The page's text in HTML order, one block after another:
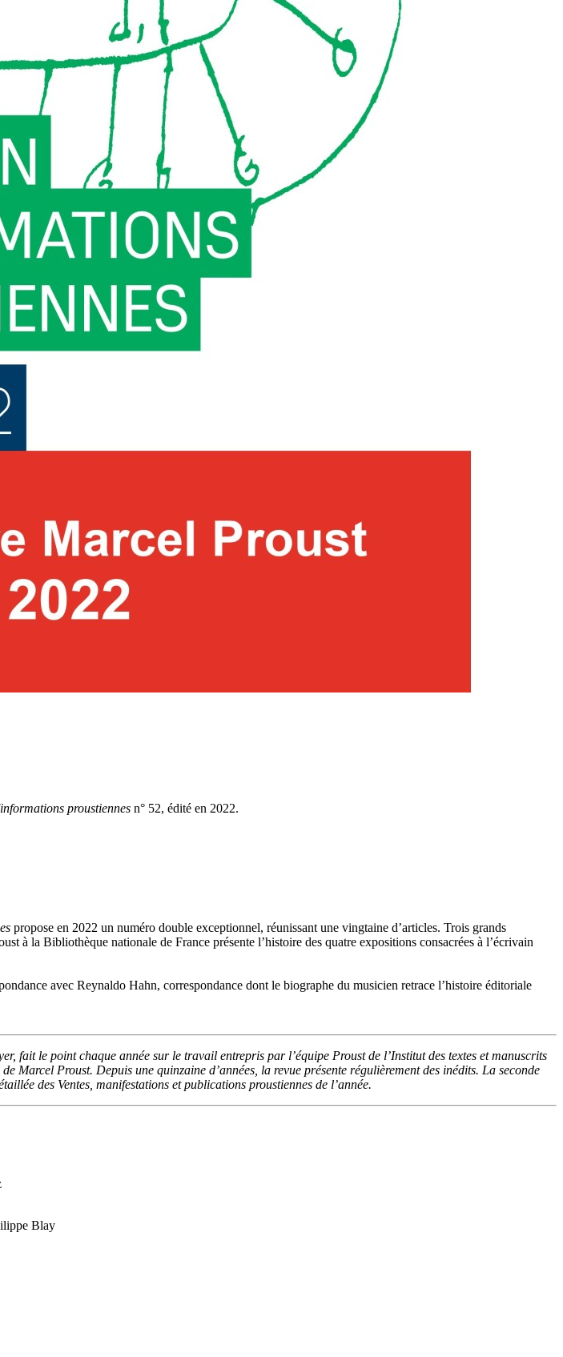
proustiennes n° 52, édité en 2022.
propose en 2022 un numéro double exceptionnel, réunissant une vingtaine d’articles. Trois grands
à la Bibliothèque nationale de France présente l’histoire des quatre expositions consacrées à l’écrivain
avec Reynaldo Hahn, correspondance dont le biographe du musicien retrace l’histoire éditoriale
fait le point chaque année sur le travail entrepris par l’équipe Proust de l’Institut des textes et manuscrits
Marcel Proust. Depuis une quinzaine d’années, la revue présente régulièrement des inédits. La seconde
des Ventes, manifestations et publications proustiennes de l’année.
Blay